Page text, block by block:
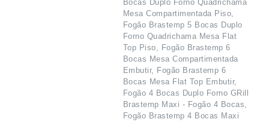
Bocas Duplo Forno Quadrichama
Mesa Compartimentada Piso,
Fogão Brastemp 5 Bocas Duplo
Forno Quadrichama Mesa Flat
Top Piso, Fogão Brastemp 6
Bocas Mesa Compartimentada
Embutir, Fogão Brastemp 6
Bocas Mesa Flat Top Embutir,
Fogão 4 Bocas Duplo Forno GRill
Brastemp Maxi - Fogão 4 Bocas,
Fogão Brastemp 4 Bocas Maxi